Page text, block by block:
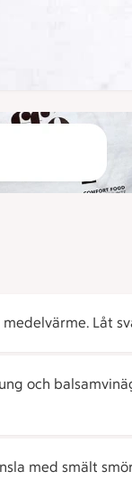
Låt
och
med smält